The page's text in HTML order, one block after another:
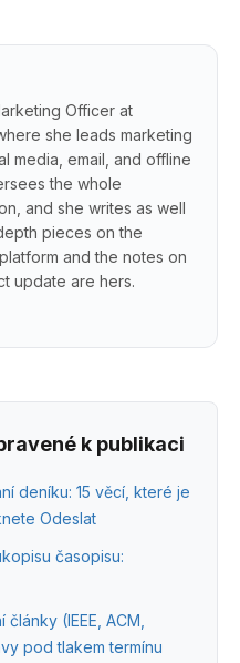
Officer at
she leads marketing
media, email, and offline
the whole
and she writes as well
pieces on the
and the notes on
update are hers.
k publikaci
deníku: 15 věcí, které je
Odeslat
časopisu:
(IEEE, ACM,
pod tlakem termínu